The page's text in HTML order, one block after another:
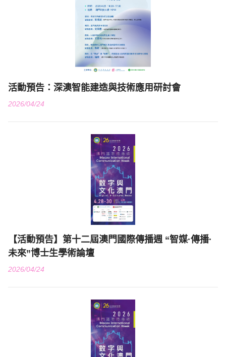
活動預告：深澳智能建造與技術應用研討會
2026/04/24
【活動預告】第十二屆澳門國際傳播週 “智媒·傳播·
未來”博士生學術論壇
2026/04/24